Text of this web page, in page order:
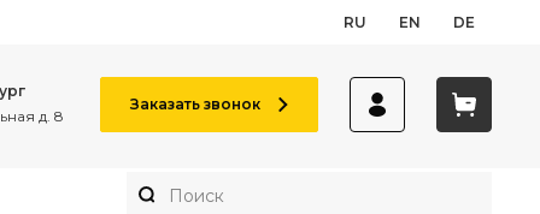
RU EN DE
д. 8
Заказать звонок